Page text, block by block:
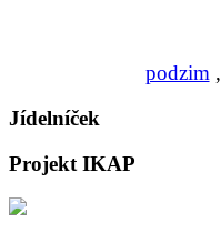
podzim,
Jídelníček
Projekt IKAP